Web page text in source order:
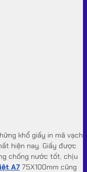
khổ giấy in mã vạch
hiện nay. Giấy được
chống nước tốt, chịu
A7 75X100mm cũng